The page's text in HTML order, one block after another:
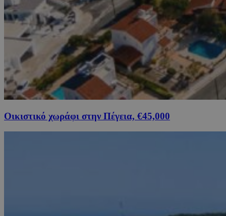
Οικιστικό χωράφι στην Πέγεια, €45,000